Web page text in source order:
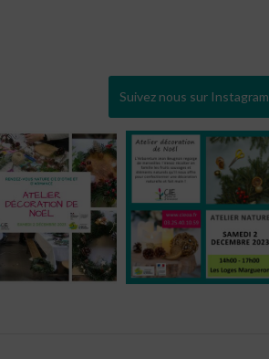
Suivez nous sur Instagram